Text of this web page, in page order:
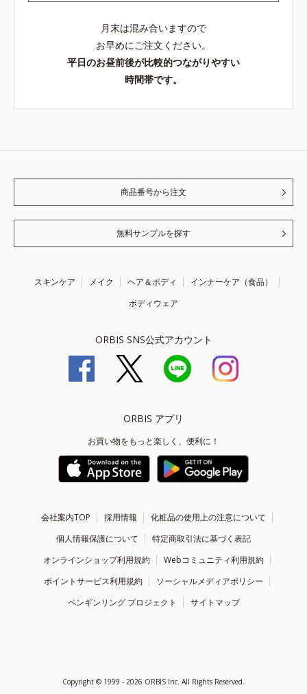
月末は混み合いますので
お早めにご注文ください。
平日のお昼前後が比較的つながりやすい
時間帯です。
商品番号から注文
無料サンプルを探す
スキンケア メイク ヘア＆ボディ
インナーケア（食品）
ボディウェア
ORBIS SNS公式アカウント
ORBIS アプリ
お買い物をもっと楽しく、便利に！
会社案内TOP 採用情報
化粧品の使用上の注意について
個人情報保護について
特定商取引法に基づく表記
オンラインショップ利用規約
Webコミュニティ利用規約
ポイントサービス利用規約
ソーシャルメディアポリシー
ペンギンリング プロジェクト
サイトマップ
Copyright © 1999 - 2026 ORBIS Inc. All Rights Reserved.